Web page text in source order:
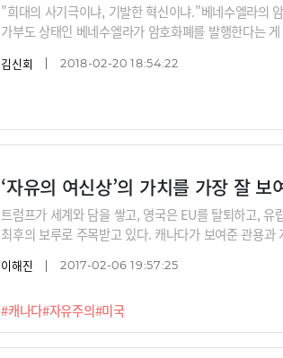
"희대의 사기극이냐, 기발한 혁신이냐."베네수엘라의
가부도 상태인 베네수엘라가 암호화폐를 발행한다는
o)라는 이름의 암호화폐를 발행할 계획이라고 밝혔고
김신회 2018-02-20 18:54:22
‘자유의 여신상’의 가치를 가장 잘 보
#캐나다#자유주의#미국
트럼프가 세계와 담을 쌓고, 영국은 EU를 탈퇴하고,
최후의 보루로 주목받고 있다. 캐나다가 보여준 관용과
이해진 2017-02-06 19:57:25